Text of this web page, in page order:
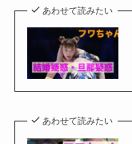
あわせて読みたい
あわせて読みたい